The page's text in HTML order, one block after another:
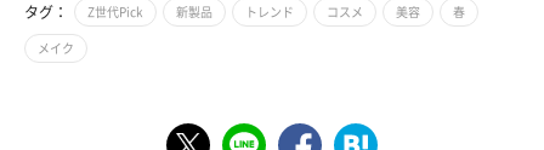
タグ： Z世代Pick 新製品 トレンド コスメ 美容 春
メイク